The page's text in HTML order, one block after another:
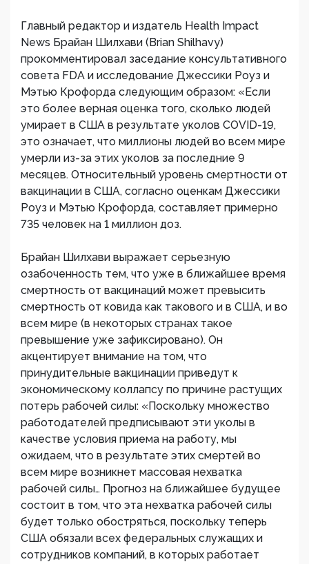
Главный редактор и издатель Health Impact
News Брайан Шилхави (Brian Shilhavy)
прокомментировал заседание консультативного
совета FDA и исследование Джессики Роуз и
Мэтью Крофорда следующим образом: «Если
это более верная оценка того, сколько людей
умирает в США в результате уколов COVID-19,
это означает, что миллионы людей во всем мире
умерли из-за этих уколов за последние 9
месяцев. Относительный уровень смертности от
вакцинации в США, согласно оценкам Джессики
Роуз и Мэтью Крофорда, составляет примерно
735 человек на 1 миллион доз.
Брайан Шилхави выражает серьезную
озабоченность тем, что уже в ближайшее время
смертность от вакцинаций может превысить
смертность от ковида как такового и в США, и во
всем мире (в некоторых странах такое
превышение уже зафиксировано). Он
акцентирует внимание на том, что
принудительные вакцинации приведут к
экономическому коллапсу по причине растущих
потерь рабочей силы: «Поскольку множество
работодателей предписывают эти уколы в
качестве условия приема на работу, мы
ожидаем, что в результате этих смертей во
всем мире возникнет массовая нехватка
рабочей силы… Прогноз на ближайшее будущее
состоит в том, что эта нехватка рабочей силы
будет только обостряться, поскольку теперь
США обязали всех федеральных служащих и
сотрудников компаний, в которых работает